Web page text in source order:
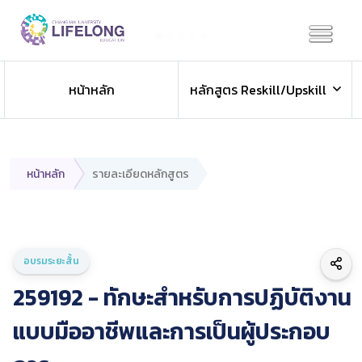
หน้าหลัก
หลักสูตร Reskill/Upskill
หน้าหลัก รายละเอียดหลักสูตร
อบรมระยะสั้น
259192 - ทักษะสำหรับการปฏิบัติงาน
แบบมืออาชีพและการเป็นผู้ประกอบ